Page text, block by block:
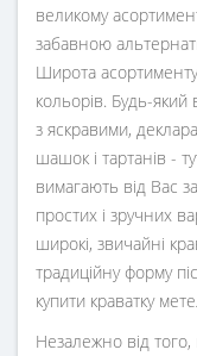
великому
забавною
Широта асортименту
кольорів. Будь-який
з яскравими,
шашок і тартанів -
вимагають від Вас
простих і зручних
широкі, звичайні
традиційну форму
купити краватку
Незалежно від